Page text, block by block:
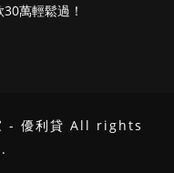
萬輕鬆過！
- 優利貸 All rights